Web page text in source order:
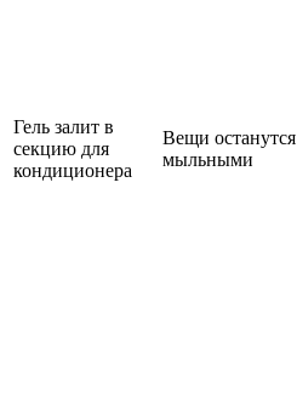
Гель залит в
секцию для
кондиционера
Вещи останутся
мыльными